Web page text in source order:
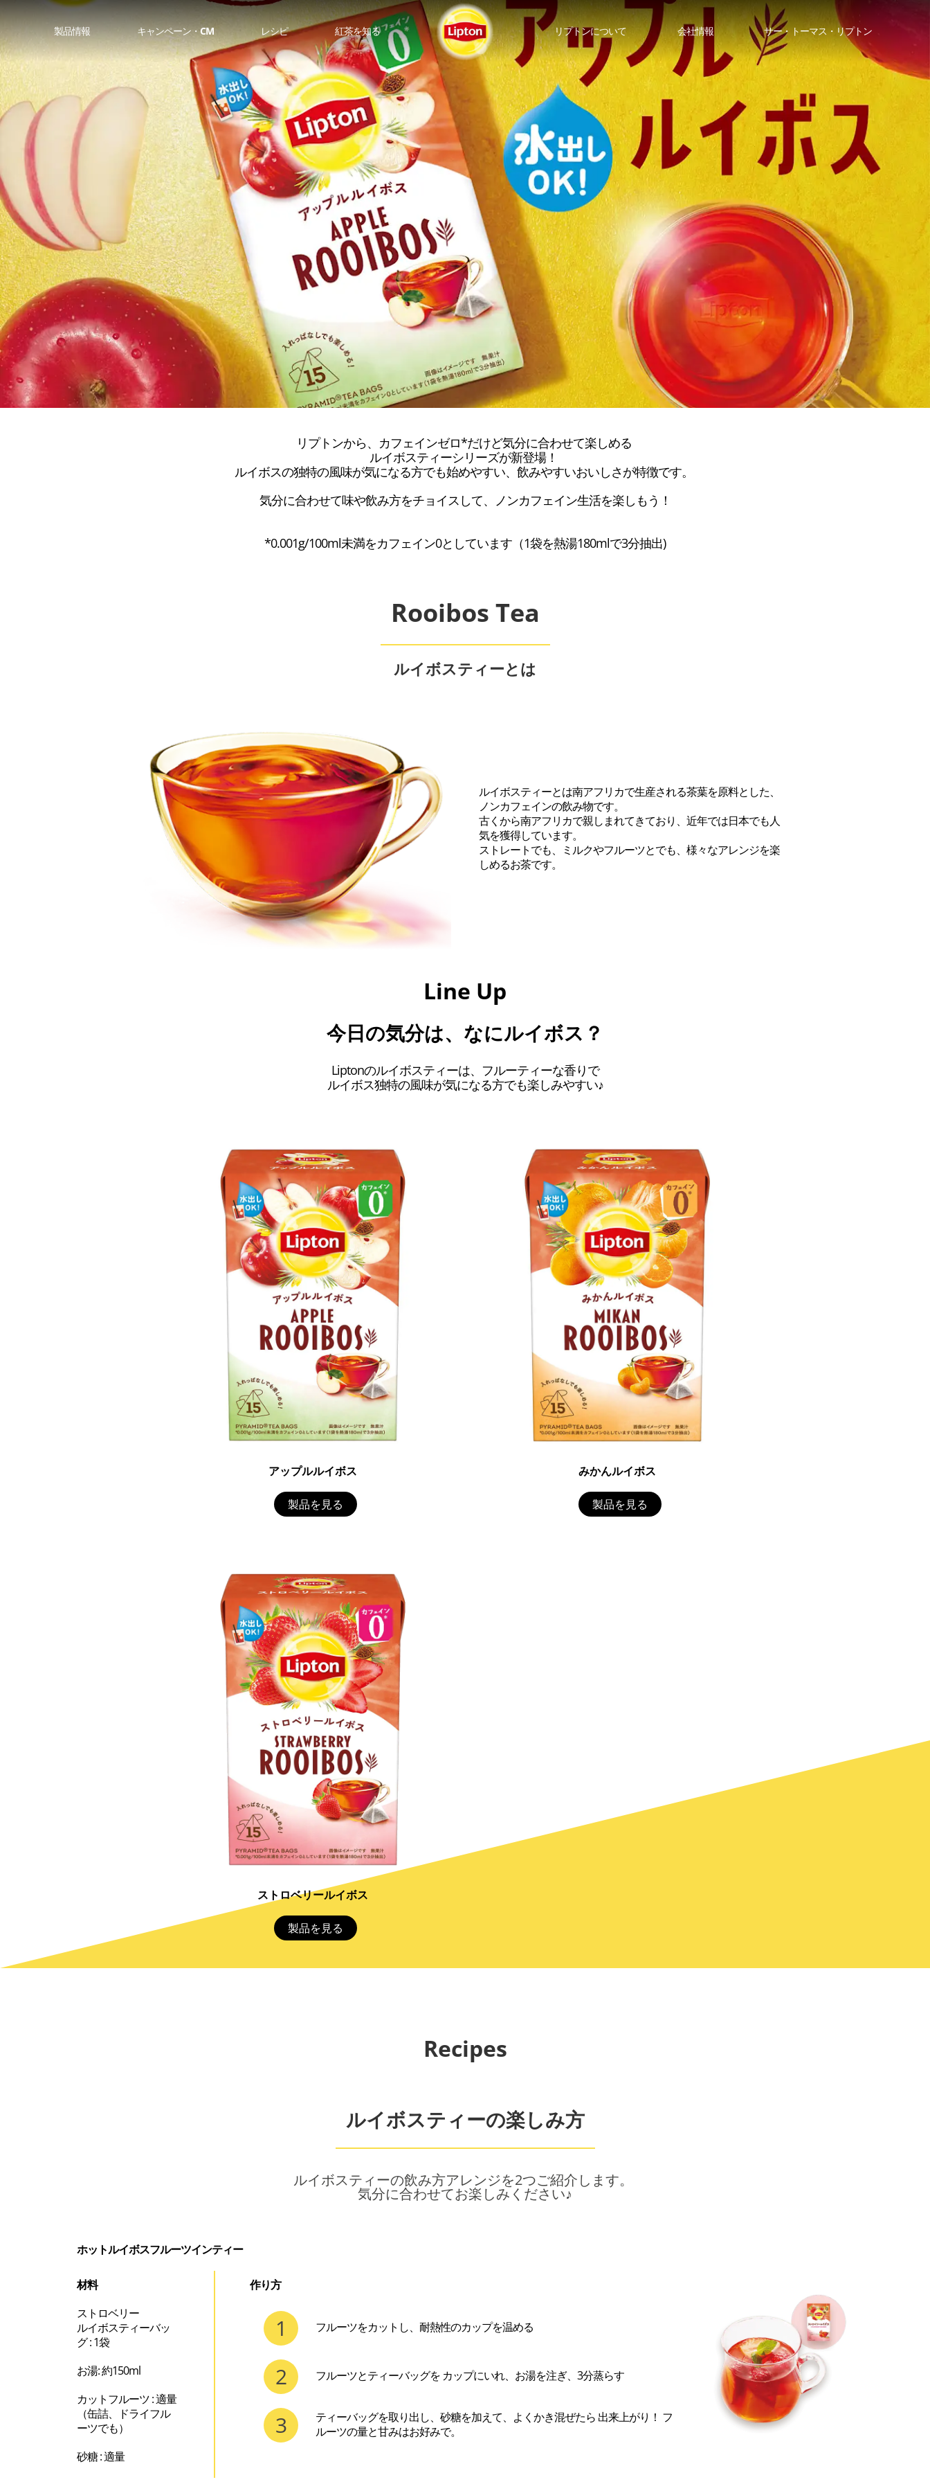
製品情報 キャンペーン・CM レシピ 紅茶を知る リプトンについて 会社情報 サー・トーマス・リプトン
リプトンから、カフェインゼロ*だけど気分に合わせて楽しめる
ルイボスティーシリーズが新登場！
ルイボスの独特の風味が気になる方でも始めやすい、飲みやすいおいしさが特徴です。
気分に合わせて味や飲み方をチョイスして、ノンカフェイン生活を楽しもう！
*0.001g/100ml未満をカフェイン0としています（1袋を熱湯180mlで3分抽出)
Rooibos Tea
ルイボスティーとは
ルイボスティーとは南アフリカで生産される茶葉を原料とした、
ノンカフェインの飲み物です。
古くから南アフリカで親しまれてきており、近年では日本でも人
気を獲得しています。
ストレートでも、ミルクやフルーツとでも、様々なアレンジを楽
しめるお茶です。
Line Up
今日の気分は、なにルイボス？
Liptonのルイボスティーは、 フルーティーな香りで
ルイボス独特の風味が気になる方でも楽しみやすい♪
アップルルイボス
製品を見る
みかんルイボス
製品を見る
ストロベリールイボス
製品を見る
Recipes
ルイボスティーの楽しみ方
ルイボスティーの飲み方アレンジを2つご紹介します。
気分に合わせてお楽しみください♪
ホットルイボスフルーツインティー
材料
ストロベリー
ルイボスティーバッ
グ : 1袋
お湯: 約150ml
カットフルーツ : 適量
（缶詰、ドライフル
ーツでも）
砂糖 : 適量
作り方
フルーツをカットし、耐熱性のカップを温める
フルーツとティーバッグを カップにいれ、お湯を注ぎ、3分蒸らす
ティーバッグを取り出し、砂糖を加えて、よくかき混ぜたら 出来上がり！ フ
ルーツの量と甘みはお好みで。